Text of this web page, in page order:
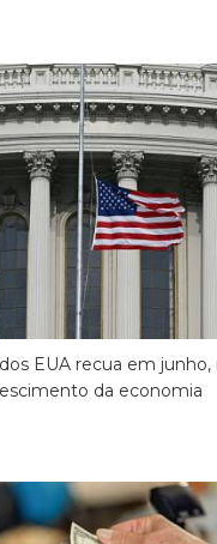
EUA recua em junho,
da economia